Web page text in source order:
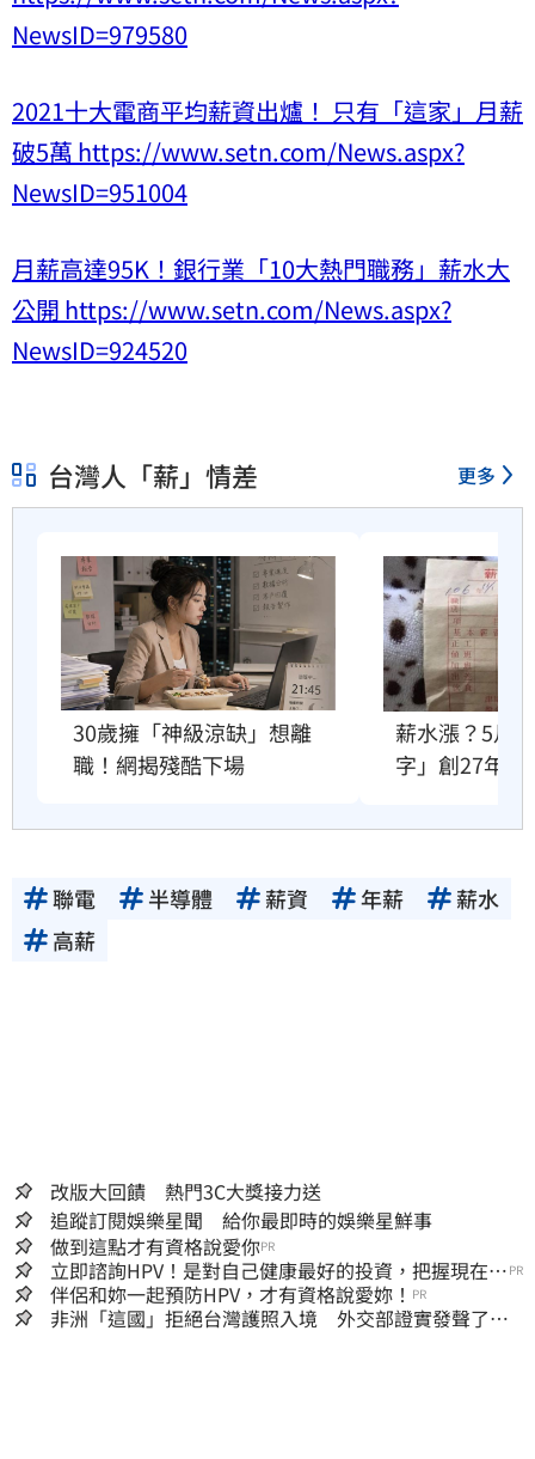
NewsID=979580
2021十大電商平均薪資出爐！ 只有「這家」月薪
破5萬 https://www.setn.com/News.aspx?
NewsID=951004
月薪高達95K！銀行業「10大熱門職務」薪水大
公開 https://www.setn.com/News.aspx?
NewsID=924520
台灣人「薪」情差 更多
30歲擁「神級涼缺」想離
職！網揭殘酷下場
薪水漲？5月
字」創27年次
聯電 半導體 薪資 年薪
薪水
高薪
改版大回饋 熱門3C大獎接力送
追蹤訂閱娛樂星聞 給你最即時的娛樂星鮮事
做到這點才有資格說愛你PR
立即諮詢HPV！是對自己健康最好的投資，把握現在不
嫌晚！
PR
伴侶和妳一起預防HPV，才有資格說愛妳！ PR
非洲「這國」拒絕台灣護照入境 外交部證實發聲了：